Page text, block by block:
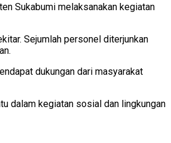
Sukabumi melaksanakan kegiatan
Sejumlah personel diterjunkan
dukungan dari masyarakat
dalam kegiatan sosial dan lingkungan